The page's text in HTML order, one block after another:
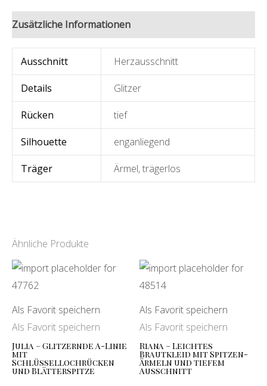
Zusätzliche Informationen
Ausschnitt Herzausschnitt
Details Glitzer
Rücken tief
Silhouette enganliegend
Träger Ärmel,trägerlos
Ähnliche Produkte
Als Favorit speichern
Als Favorit speichern
Julia – Glitzernde A-Linie
mit
Schlüssellochrücken
und Blätterspitze
Als Favorit speichern
Als Favorit speichern
Riana – Leichtes
Brautkleid mit Spitzen-
Ärmeln und tiefem
Ausschnitt